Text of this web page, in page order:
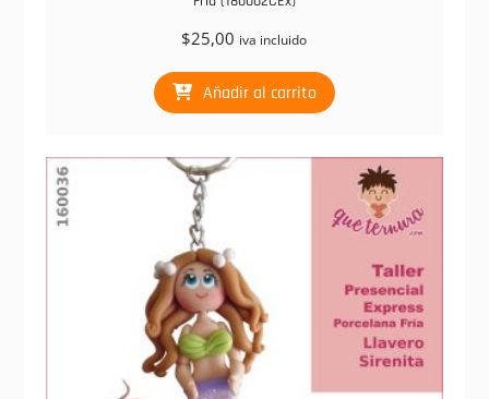
$25,00 iva incluido
Añadir al carrito